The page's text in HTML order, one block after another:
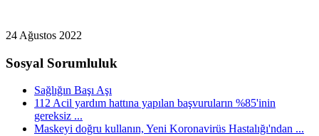
24 Ağustos 2022
Sosyal Sorumluluk
Sağlığın Başı Aşı
112 Acil yardım hattına yapılan başvuruların %85'inin
gereksiz ...
Maskeyi doğru kullanın, Yeni Koronavirüs Hastalığı'ndan ...